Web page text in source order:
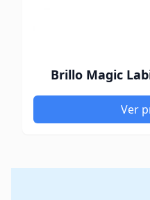
Brillo Magic
Ver